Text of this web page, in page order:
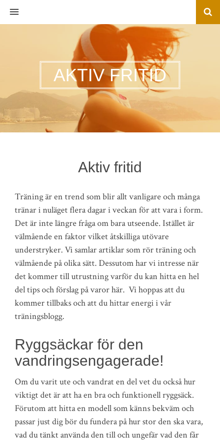
MENU
AKTIV FRITID
Aktiv fritid
Träning är en trend som blir allt vanligare och många
tränar i nuläget flera dagar i veckan för att vara i form.
Det är inte längre fråga om bara utseende. Istället är
välmående en faktor vilket åtskilliga utövare
understryker. Vi samlar artiklar som rör träning och
välmående på olika sätt. Dessutom har vi intresse när
det kommer till utrustning varför du kan hitta en hel
del tips och förslag på varor här. Vi hoppas att du
kommer tillbaks och att du hittar energi i vår
träningsblogg.
Ryggsäckar för den
vandringsengagerade!
Om du varit ute och vandrat en del vet du också hur
viktigt det är att ha en bra och funktionell ryggsäck.
Förutom att hitta en modell som känns bekväm och
passar just dig bör du fundera på hur stor den ska vara,
vad du tänkt använda den till och ungefär vad den får